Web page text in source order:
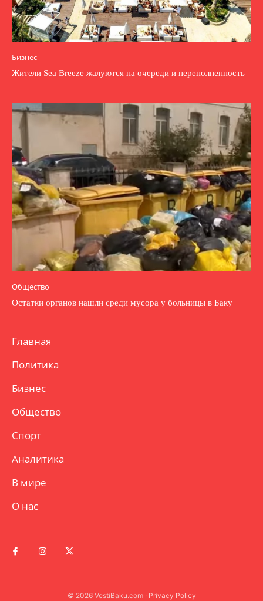
Бизнес
Жители Sea Breeze жалуются на очереди и переполненность
Общество
Остатки органов нашли среди мусора у больницы в Баку
Главная
Политика
Бизнес
Общество
Спорт
Аналитика
В мире
О нас
© 2026 VestiBaku.com · Privacy Policy